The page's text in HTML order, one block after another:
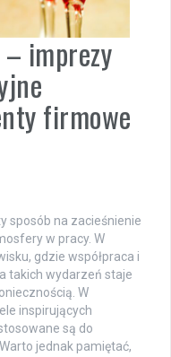
imprezy
firmowe
sposób na zacieśnienie
w pracy. W
gdzie współpraca i
takich wydarzeń staje
W
inspirujących
są do
jednak pamiętać,